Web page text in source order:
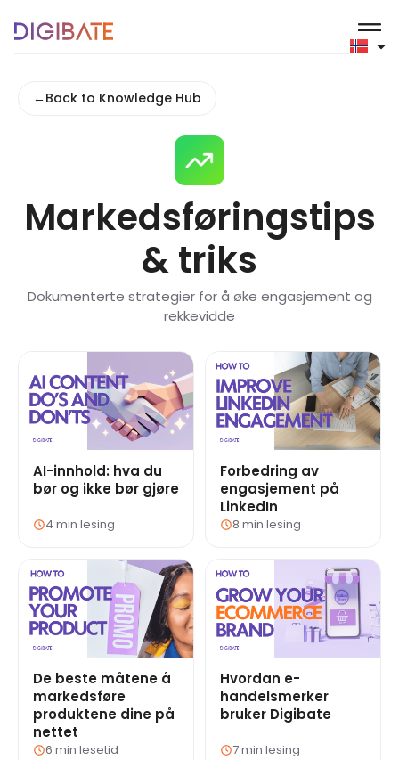
←Back to Knowledge Hub
Markedsføringstips
& triks
Dokumenterte strategier for å øke engasjement og
rekkevidde
AI-innhold: hva du
bør og ikke bør gjøre
4 min lesing
Forbedring av
engasjement på
LinkedIn
8 min lesing
De beste måtene å
markedsføre
produktene dine på
nettet
6 min lesetid
Hvordan e-
handelsmerker
bruker Digibate
7 min lesing